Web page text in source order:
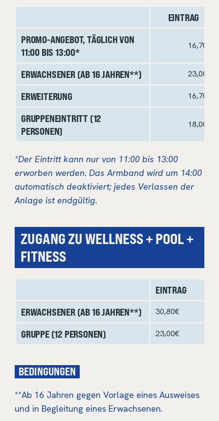
EINTRAG
PROMO-ANGEBOT, TÄGLICH VON
11:00 BIS 13:00*
16,70€
ERWACHSENER (AB 16 JAHREN**) 23,00€
ERWEITERUNG 16,70€
GRUPPENEINTRITT (12
PERSONEN)
18,00€
*Der Eintritt kann nur von 11:00 bis 13:00
erworben werden. Das Armband wird um 14:00
automatisch deaktiviert; jedes Verlassen der
Anlage ist endgültig.
ZUGANG ZU WELLNESS + POOL +
FITNESS
EINTRAG
ERWACHSENER (AB 16 JAHREN**)
30,80€
GRUPPE (12 PERSONEN) 23,00€
BEDINGUNGEN
**Ab 16 Jahren gegen Vorlage eines Ausweises
und in Begleitung eines Erwachsenen.